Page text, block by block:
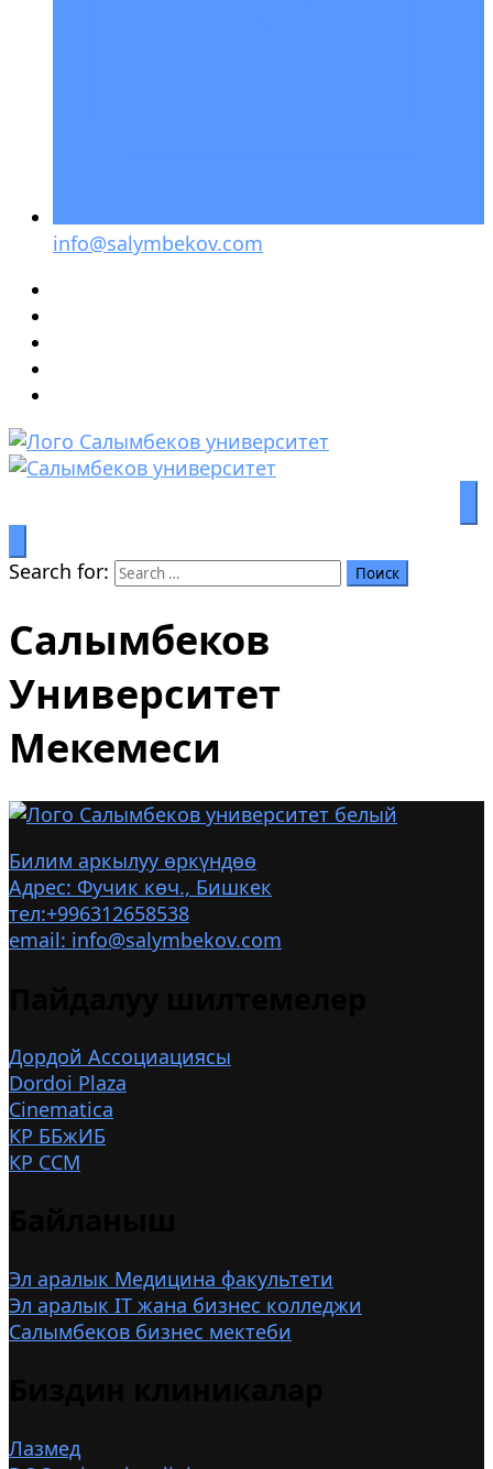
info@salymbekov.com
Search for:
Салымбеков
Университет
Мекемеси
Билим аркылуу өркүндөө
Адрес: Фучик көч., Бишкек
тел:+996312658538
email: info@salymbekov.com
Дордой Ассоциациясы
Dordoi Plaza
Cinematica
КР ББжИБ
КР ССМ
Эл аралык Медицина факультети
Эл аралык IT жана бизнес колледжи
Салымбеков бизнес мектеби
Лазмед